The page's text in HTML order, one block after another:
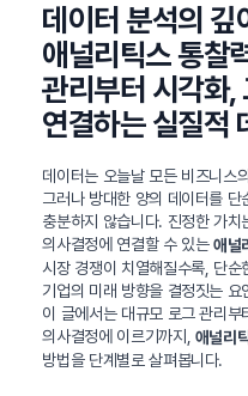
데이터 분석의 깊
애널리틱스 통찰
관리부터 시각화,
연결하는 실질적
데이터는 오늘날 모든 비즈니스
그러나 방대한 양의 데이터를
충분하지 않습니다. 진정한 가치
의사결정에 연결할 수 있는애널
시장 경쟁이 치열해질수록, 단순
기업의 미래 방향을 결정짓는 요
이 글에서는 대규모 로그 관리
의사결정에 이르기까지, 애널리
방법을 단계별로 살펴봅니다.